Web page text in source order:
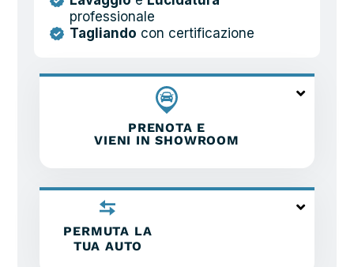
professionale
Tagliando con certificazione
PRENOTA E
VIENI IN SHOWROOM
PERMUTA LA
TUA AUTO